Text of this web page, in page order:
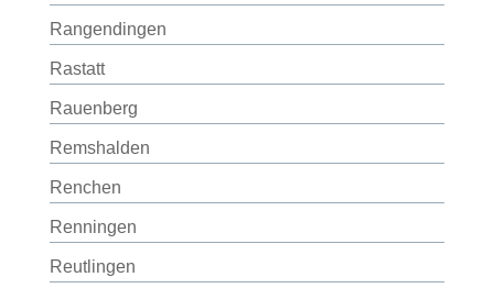
Rangendingen
Rastatt
Rauenberg
Remshalden
Renchen
Renningen
Reutlingen